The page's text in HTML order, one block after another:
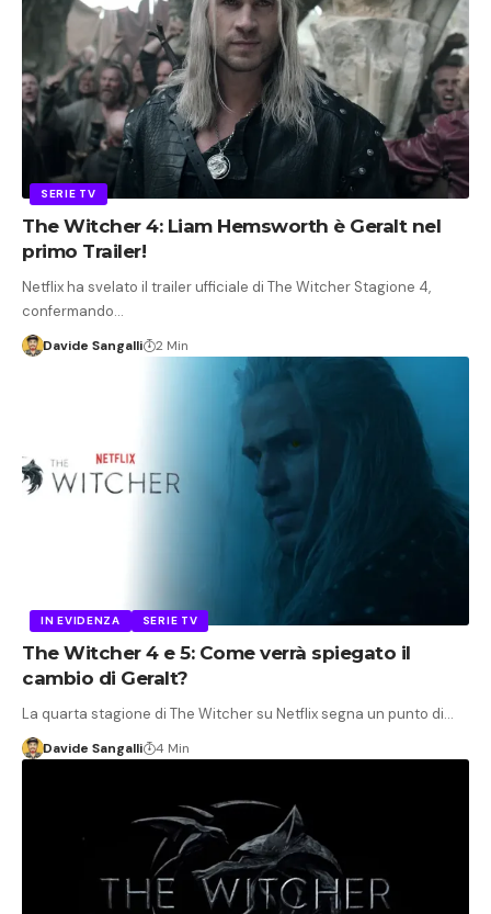
SERIE TV
The Witcher 4: Liam Hemsworth è Geralt nel
primo Trailer!
Netflix ha svelato il trailer ufficiale di The Witcher Stagione 4,
confermando…
Davide Sangalli 2 Min
IN EVIDENZA SERIE TV
The Witcher 4 e 5: Come verrà spiegato il
cambio di Geralt?
La quarta stagione di The Witcher su Netflix segna un punto di…
Davide Sangalli 4 Min